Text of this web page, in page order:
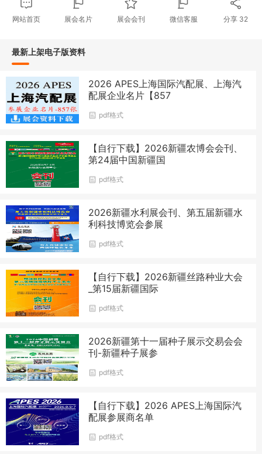
网站首页 展会名片 展会会刊 微信客服 分享 32
最新上架电子版资料
2026 APES上海国际汽配展、上海汽
配展企业名片【857
pdf格式
【自行下载】2026新疆农博会会刊、
第24届中国新疆国
pdf格式
2026新疆水利展会刊、第五届新疆水
利科技博览会参展
pdf格式
【自行下载】2026新疆丝路种业大会
_第15届新疆国际
pdf格式
2026新疆第十一届种子展示交易会会
刊-新疆种子展参
pdf格式
【自行下载】2026 APES上海国际汽
配展参展商名单
pdf格式